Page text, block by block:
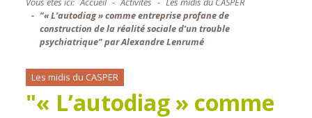
"« L’autodiag » comme entreprise profane de
construction de la réalité sociale d’un trouble
psychiatrique" par Alexandre Lenrumé
Les midis du CASPER
"« L’autodiag » comme